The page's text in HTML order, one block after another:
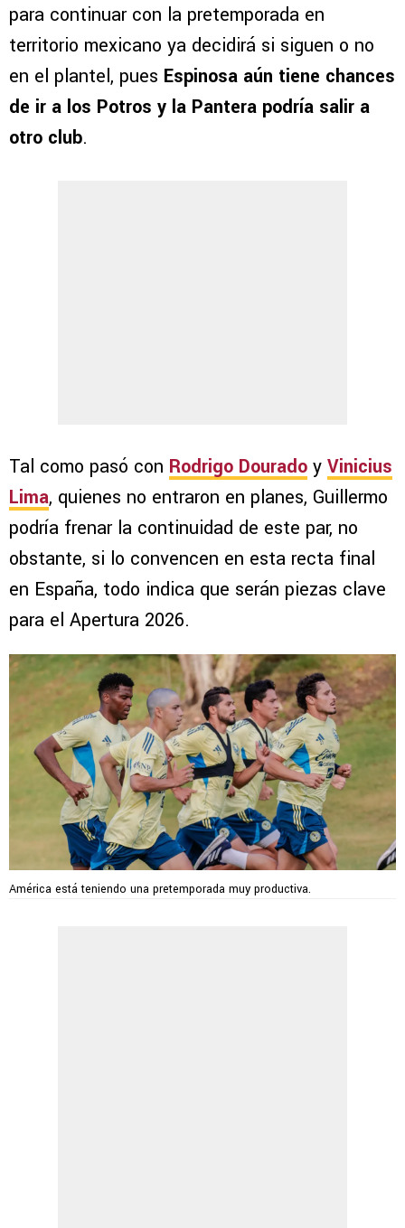
para continuar con la pretemporada en
territorio mexicano ya decidirá si siguen o no
en el plantel, pues Espinosa aún tiene chances
de ir a los Potros y la Pantera podría salir a
otro club.
Tal como pasó con Rodrigo Dourado y Vinicius
Lima, quienes no entraron en planes, Guillermo
podría frenar la continuidad de este par, no
obstante, si lo convencen en esta recta final
en España, todo indica que serán piezas clave
para el Apertura 2026.
América está teniendo una pretemporada muy productiva.